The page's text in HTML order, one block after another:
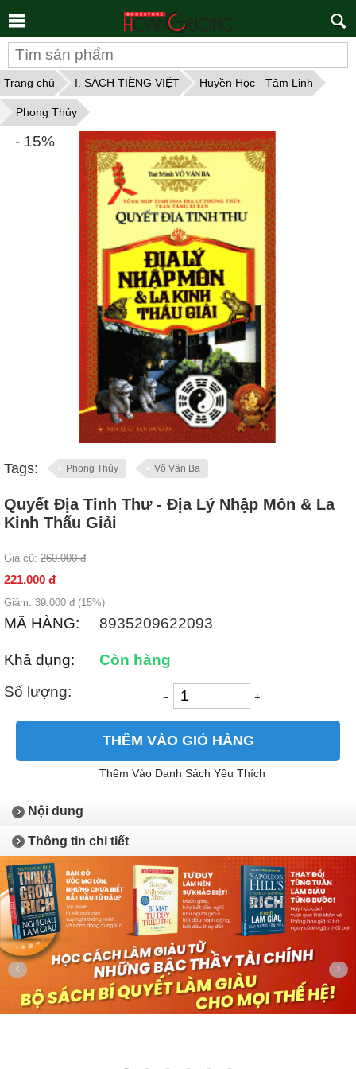
Trang chủ I. SÁCH TIẾNG VIỆT Huyền Học - Tâm Linh
Phong Thủy
Tags: Phong Thủy Võ Văn Ba
- 15%
Quyết Địa Tinh Thư - Địa Lý Nhập Môn & La
Kinh Thấu Giải
Giá cũ: 260.000 đ
221.000 đ
Giảm: 39.000 đ (15%)
MÃ HÀNG: 8935209622093
Khả dụng:
Còn hàng
Số lượng:
− +
THÊM VÀO GIỎ HÀNG
Thêm Vào Danh Sách Yêu Thích
Nội dung
Thông tin chi tiết